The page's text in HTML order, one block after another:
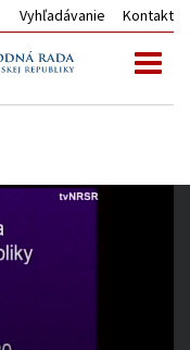
Vyhľadávanie Kontakt